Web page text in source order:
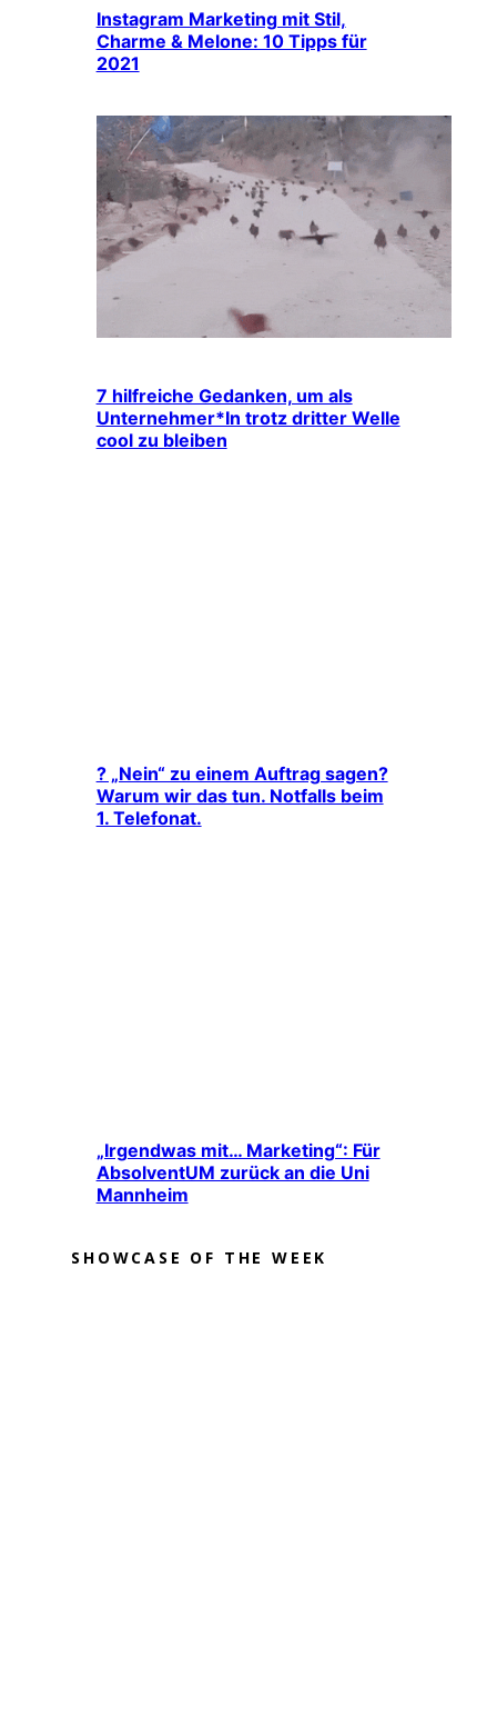
Instagram Marketing mit Stil,
Charme & Melone: 10 Tipps für
2021
7 hilfreiche Gedanken, um als
Unternehmer*In trotz dritter Welle
cool zu bleiben
? „Nein“ zu einem Auftrag sagen?
Warum wir das tun. Notfalls beim
1. Telefonat.
„Irgendwas mit… Marketing“: Für
AbsolventUM zurück an die Uni
Mannheim
SHOWCASE OF THE WEEK